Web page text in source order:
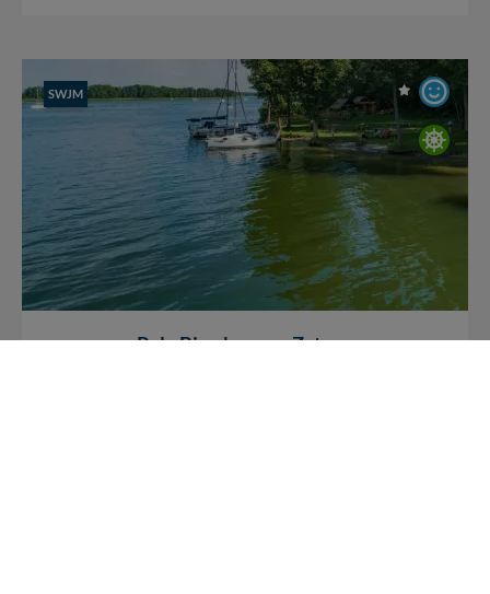
SWJM
Pole Biwakowe w Zatoce